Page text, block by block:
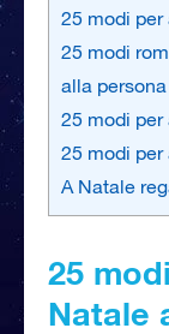
25 modi
25 modi
alla
25 modi per
25 modi per
A Natale
25
Natale